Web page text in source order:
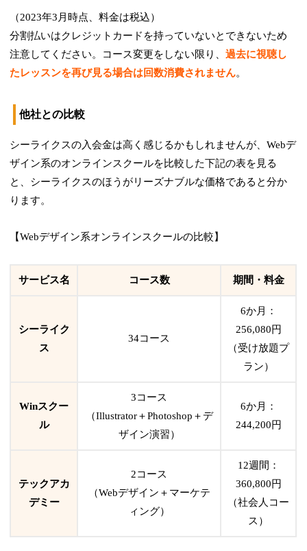
（2023年3月時点、料金は税込）
分割払いはクレジットカードを持っていないとできないため
注意してください。コース変更をしない限り、過去に視聴し
たレッスンを再び見る場合は回数消費されません。
他社との比較
シーライクスの入会金は高く感じるかもしれませんが、Webデ
ザイン系のオンラインスクールを比較した下記の表を見る
と、シーライクスのほうがリーズナブルな価格であると分か
ります。
【Webデザイン系オンラインスクールの比較】
サービス名 コース数 期間・料金
シーライク
ス
34コース
6か月：
256,080円
（受け放題プ
ラン）
Winスクー
ル
3コース
（Illustrator＋Photoshop＋デ
ザイン演習）
6か月：
244,200円
テックアカ
デミー
2コース
（Webデザイン＋マーケテ
ィング）
12週間：
360,800円
（社会人コー
ス）